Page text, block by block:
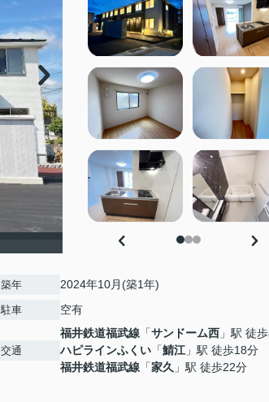
築年 2024年10月(築1年)
駐車 空有
交通
福井鉄道福武線 「サンドーム西 」駅 徒
ハピラインふくい 「鯖江 」駅 徒歩18分
福井鉄道福武線 「家久 」駅 徒歩22分